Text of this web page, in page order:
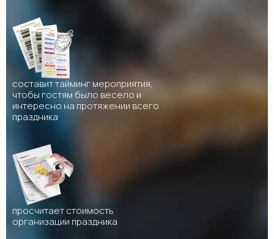
составит тайминг мероприятия,
чтобы гостям было весело и
интересно на протяжении всего
праздника
просчитает стоимость
организации праздника